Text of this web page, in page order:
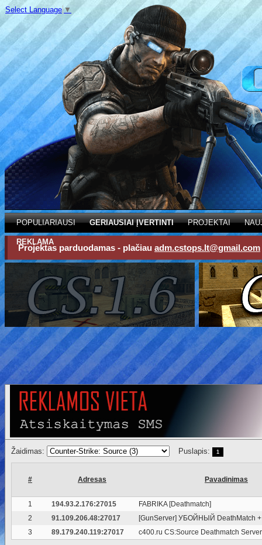
Select Language ▼
POPULIARIAUSI GERIAUSIAI ĮVERTINTI PROJEKTAI
REKLAMA
Projektas parduodamas - plačiau adm.cstops.lt@gmail.com
Žaidimas: Puslapis: 1
# Adresas Pavadinimas
1 194.93.2.176:27015
FABRIKA [Deathmatch]
2
91.109.206.48:27017
[GunServer] УБОЙНЫЙ DeathMatch +
3
89.179.240.119:27017 c400.ru CS:Source Deathmatch